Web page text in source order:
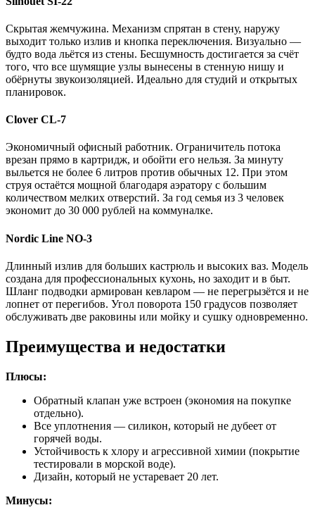
Скрытая жемчужина. Механизм спрятан в стену, наружу
выходит только излив и кнопка переключения. Визуально —
будто вода льётся из стены. Бесшумность достигается за счёт
того, что все шумящие узлы вынесены в стенную нишу и
обёрнуты звукоизоляцией. Идеально для студий и открытых
планировок.
Clover CL-7
Экономичный офисный работник. Ограничитель потока
врезан прямо в картридж, и обойти его нельзя. За минуту
выльется не более 6 литров против обычных 12. При этом
струя остаётся мощной благодаря аэратору с большим
количеством мелких отверстий. За год семья из 3 человек
экономит до 30 000 рублей на коммуналке.
Nordic Line NO-3
Длинный излив для больших кастрюль и высоких ваз. Модель
создана для профессиональных кухонь, но заходит и в быт.
Шланг подводки армирован кевларом — не перегрызётся и не
лопнет от перегибов. Угол поворота 150 градусов позволяет
обслуживать две раковины или мойку и сушку одновременно.
Преимущества и недостатки
Плюсы:
Обратный клапан уже встроен (экономия на покупке
отдельно).
Все уплотнения — силикон, который не дубеет от
горячей воды.
Устойчивость к хлору и агрессивной химии (покрытие
тестировали в морской воде).
Дизайн, который не устаревает 20 лет.
Минусы: